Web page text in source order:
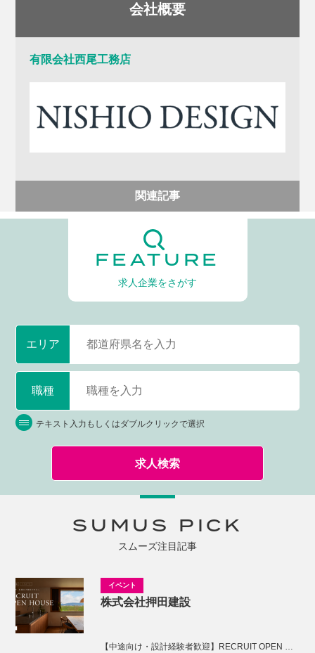
会社概要
有限会社西尾工務店
関連記事
FEATURE
求人企業をさがす
エリア
テキスト入力もしくはダブルクリックで選択
職種
求人検索
SUMUS PICK
スムーズ注目記事
株式会社押田建設
【中途向け・設計経験者歓迎】RECRUIT OPEN HOUSE開催！KNOTの家づくりを体感しませんか。